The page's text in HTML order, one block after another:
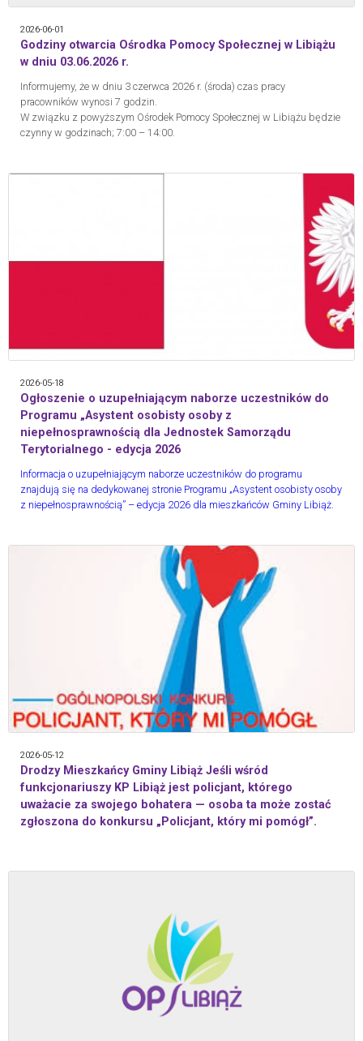
2026-06-01
Godziny otwarcia Ośrodka Pomocy Społecznej w Libiążu
w dniu 03.06.2026 r.
Informujemy, że w dniu 3 czerwca 2026 r. (środa) czas pracy
pracowników wynosi 7 godzin.
W związku z powyższym Ośrodek Pomocy Społecznej w Libiążu będzie
czynny w godzinach; 7:00 – 14:00.
2026-05-18
Ogłoszenie o uzupełniającym naborze uczestników do
Programu „Asystent osobisty osoby z
niepełnosprawnością dla Jednostek Samorządu
Terytorialnego - edycja 2026
Informacja o uzupełniającym naborze uczestników do programu
znajdują się na dedykowanej stronie Programu „Asystent osobisty osoby
z niepełnosprawnością” – edycja 2026 dla mieszkańców Gminy Libiąż.
2026-05-12
Drodzy Mieszkańcy Gminy Libiąż Jeśli wśród
funkcjonariuszy KP Libiąż jest policjant, którego
uważacie za swojego bohatera — osoba ta może zostać
zgłoszona do konkursu „Policjant, który mi pomógł”.